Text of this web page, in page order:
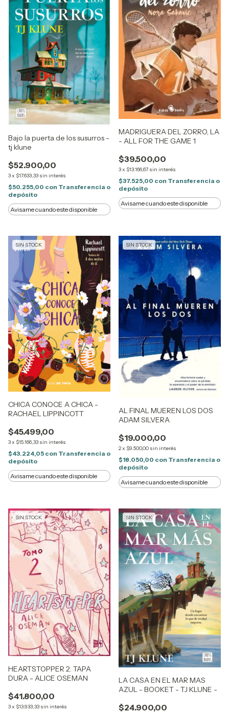
Bajo la puerta de los susurros -
tj klune
$52.900,00
3x $17.633,33 sin interés
$50.255,00 con Transferencia o
depósito
Avisame cuando este disponible
MADRIGUERA DEL ZORRO, LA
- ALL FOR THE GAME 1
$39.500,00
3x $13.166,67 sin interés
$37.525,00 con Transferencia o
depósito
Avisame cuando este disponible
SIN STOCK
CHICA CONOCE A CHICA -
RACHAEL LIPPINCOTT
$45.499,00
3x $15.166,33 sin interés
$43.224,05 con Transferencia o
depósito
Avisame cuando este disponible
SIN STOCK
AL FINAL MUEREN LOS DOS
ADAM SILVERA
$19.000,00
2x $9.500,00 sin interés
$18.050,00 con Transferencia o
depósito
Avisame cuando este disponible
SIN STOCK
HEARTSTOPPER 2. TAPA
DURA - ALICE OSEMAN
$41.800,00
3x $13.933,33 sin interés
SIN STOCK
LA CASA EN EL MAR MAS
AZUL - BOOKET - TJ KLUNE -
$24.900,00